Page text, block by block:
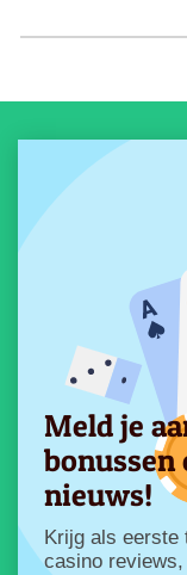
Meld je
bonussen
nieuws!
Krijg als eerste
casino